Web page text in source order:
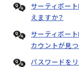
サーティポー
えますか？
サーティポー
カウントが見つ
パスワードを